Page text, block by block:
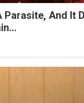
Parasite, And It